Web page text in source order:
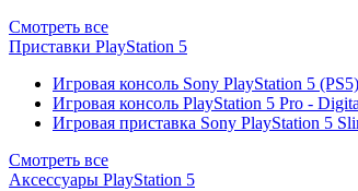
Смотреть все
Приставки PlayStation 5
Игровая консоль Sony PlayStation 5
Игровая консоль PlayStation 5 Pro -
Игровая приставка Sony PlayStation 5
Смотреть все
Аксессуары PlayStation 5